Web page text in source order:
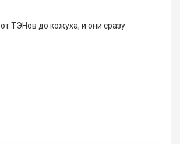
ТЭНов до кожуха, и они сразу